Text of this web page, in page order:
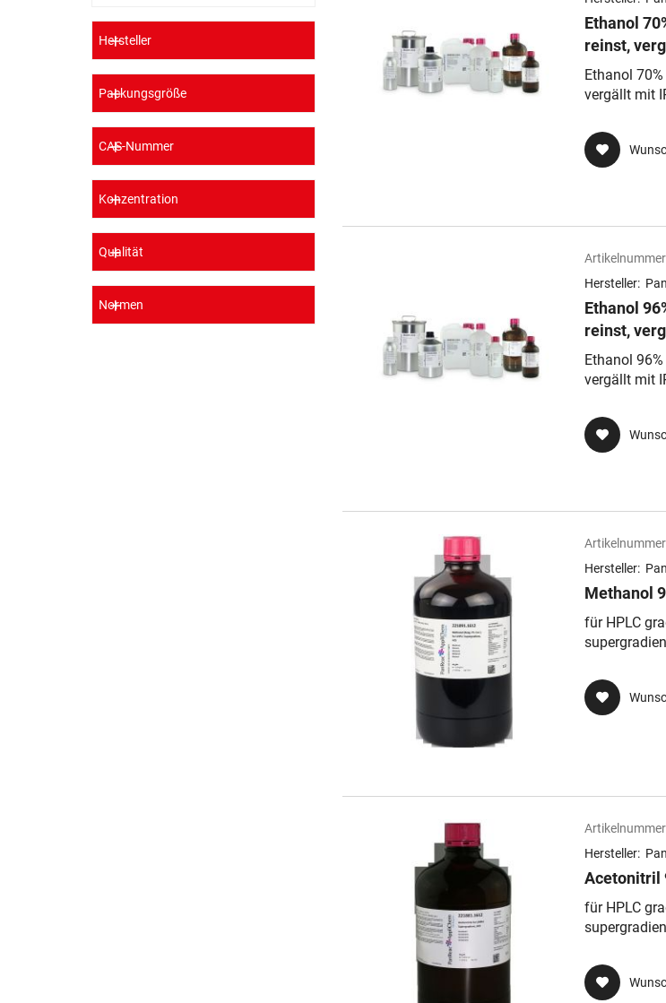
Hersteller
Packungsgröße
CAS-Nummer
Konzentration
Qualität
Normen
Ethanol
reinst,
Bitrex
Ethanol
vergällt mit
Hersteller:
Ethanol
reinst,
Bitrex
Ethanol
vergällt mit
Hersteller:
Methanol
für HPLC
Hersteller:
Acetonitril
für HPLC